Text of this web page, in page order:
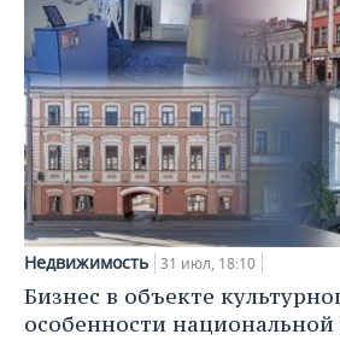
Недвижимость 31 июл, 18:10
Бизнес в объекте
особенности